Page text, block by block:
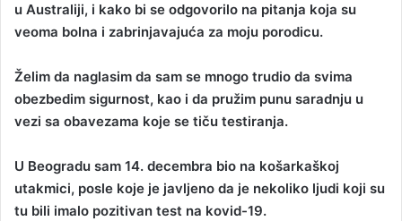
u Australiji, i kako bi se odgovorilo na pitanja koja su
veoma bolna i zabrinjavajuća za moju porodicu.
Želim da naglasim da sam se mnogo trudio da svima
obezbedim sigurnost, kao i da pružim punu saradnju u
vezi sa obavezama koje se tiču testiranja.
U Beogradu sam 14. decembra bio na košarkaškoj
utakmici, posle koje je javljeno da je nekoliko ljudi koji su
tu bili imalo pozitivan test na kovid-19.